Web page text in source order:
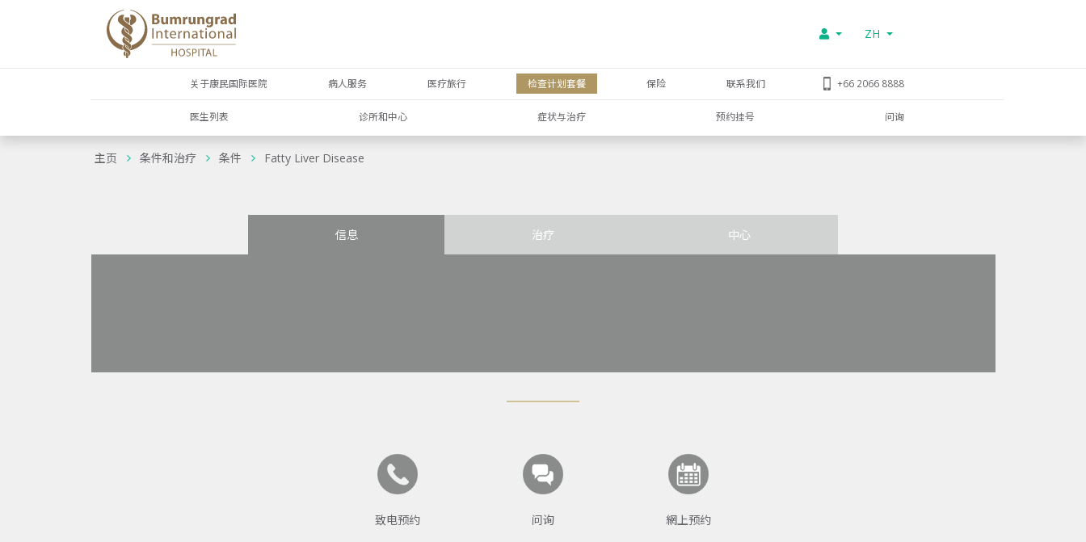
ZH
关于康民国际医院 病人服务 医疗旅行 检查计划套餐 保险 联系我们 +66 2066 8888
医生列表 诊所和中心 症状与治疗 预约挂号 问询
主页 条件和治疗 条件 Fatty Liver Disease
信息 治疗 中心
致电预约 问询 網上预约